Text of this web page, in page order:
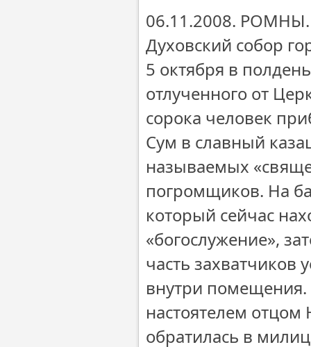
06.11.2008. РОМНЫ.
Духовский собор
5 октября в
отлученного от
сорока человек
Сум в славный
называемых
погромщиков. На
который сейчас
«богослужение»,
часть захватчиков
внутри помещения.
настоятелем
обратилась в